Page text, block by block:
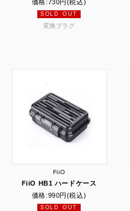
価格:730円(税込)
SOLD OUT
変換プラグ
FiiO
FiiO HB1 ハードケース
価格:990円(税込)
SOLD OUT